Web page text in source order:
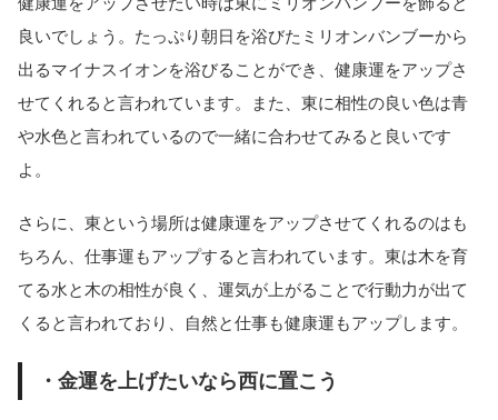
良いでしょう。たっぷり朝日を浴びたミリオンバンブーから
出るマイナスイオンを浴びることができ、健康運をアップさ
せてくれると言われています。また、東に相性の良い色は青
や水色と言われているので一緒に合わせてみると良いです
よ。
さらに、東という場所は健康運をアップさせてくれるのはも
ちろん、仕事運もアップすると言われています。東は木を育
てる水と木の相性が良く、運気が上がることで行動力が出て
くると言われており、自然と仕事も健康運もアップします。
・金運を上げたいなら西に置こう